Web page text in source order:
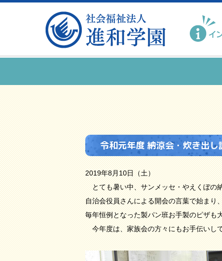
令和元年度 納涼会・炊き出し
2019年8月10日（土）
とても暑い中、サンメッセ・やえくぼの
自治会役員さんによる開会の言葉で始まり
毎年恒例となった製パン班お手製のピザも
今年度は、家族会の方々にもお手伝いし